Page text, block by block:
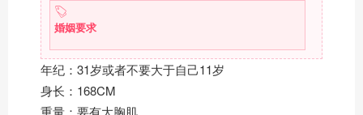
婚姻要求
年纪：31岁或者不要大于自己11岁
身长：168CM
重量：要有大胸肌